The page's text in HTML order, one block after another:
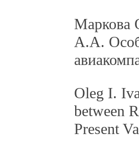
Маркова
А.А.
Oleg I.
between
Present